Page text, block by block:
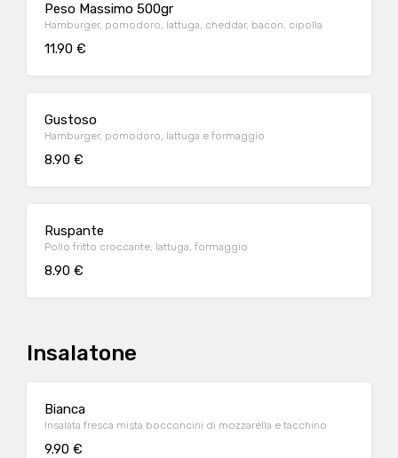
Peso Massimo 500gr
Hamburger, pomodoro, lattuga, cheddar, bacon, cipolla
11.90 €
Gustoso
Hamburger, pomodoro, lattuga e formaggio
8.90 €
Ruspante
Pollo fritto croccante, lattuga, formaggio
8.90 €
Insalatone
Bianca
Insalata fresca mista bocconcini di mozzarella e tacchino
9.90 €